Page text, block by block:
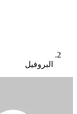
البروفيل